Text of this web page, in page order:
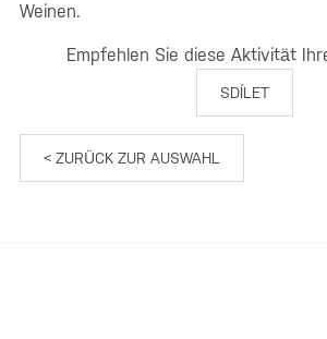
Weinen.
Empfehlen Sie diese Aktivität
SDÍLET
< ZURÜCK ZUR AUSWAHL